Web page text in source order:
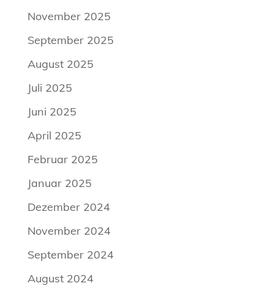
November 2025
September 2025
August 2025
Juli 2025
Juni 2025
April 2025
Februar 2025
Januar 2025
Dezember 2024
November 2024
September 2024
August 2024